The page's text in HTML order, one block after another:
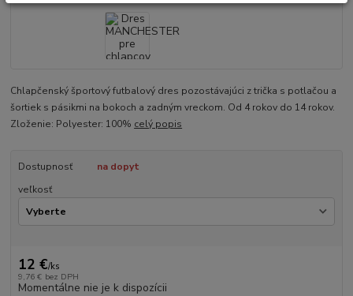
Chlapčenský športový futbalový dres pozostávajúci z trička s potlačou a
šortiek s pásikmi na bokoch a zadným vreckom. Od 4 rokov do 14 rokov.
Zloženie: Polyester: 100% celý popis
Dostupnosť
na dopyt
veľkosť
12 €/ks
9,76 € bez DPH
Momentálne nie je k dispozícii